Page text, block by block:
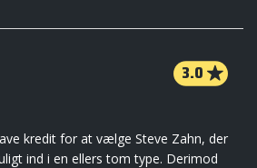
3.0
kredit for at vælge Steve Zahn, der
ind i en ellers tom type. Derimod